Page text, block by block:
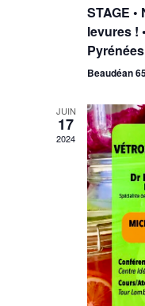
STAGE
levures !
Pyrénées
Beaudéan
JUIN
17
2024